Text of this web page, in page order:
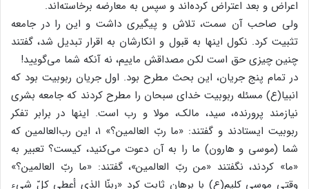
اعراض‌ و بعد اعتراض‌ کرده‌اند و سپس‌ به‌ معارضه‌ برخاسته‌اند.
ولی‌ صاحب‌ آن‌ سمت‌، تلاش‌ و پیگیری‌ داشت‌ و این‌ را در جامعه‌
تثبیت‌ کرد. نکول‌ اینها به‌ قبول‌ و انکارشان‌ به‌ اقرار تبدیل‌ شد، گفتند
چنین‌ چیزی‌ حق‌ است‌ لکن‌ مصداقش‌ ماییم‌، نه‌ آنکه‌ شما می‌گویید!
در تمام‌ پنج‌ جریان‌، این‌ بحث‌ مطرح‌ بود. اول‌ جریان‌ ربوبیت‌ بود که‌
انبیا(ع‌) مسئله‌ ربوبیت‌ خدای‌ سبحان‌ را مطرح‌ کردند که‌ جامعه‌ بشری‌
نیازمند پرورنده‌، سید، مالک‌، مولا و رب‌ است‌. اینها در برابر تفکر
ربوبیت‌ ایستادند و گفتند: «ما ربّ العالمین‌؟» ۱، این‌ رب‌العالمین‌ که‌
شما (موسی‌ و هارون‌) ما را به‌ آن‌ دعوت‌ می‌کنید، کیست‌؟ تعبیر به‌
«ما» کردند، نگفتند «من‌ ربّ العالمین‌»، گفتند: «ما ربّ العالمین‌؟»
وقتی‌ موسی‌ کلیم‌(ع‌) با برهان‌ ثابت‌ کرد «ربنّا الذی‌ أعطی‌ کلّ شی‌ء